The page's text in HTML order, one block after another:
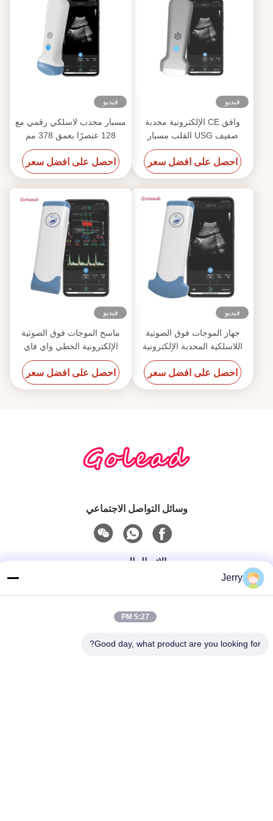
فيديو
وافق CE الإلكترونية محدبة
صفيف USG القلب مسبار
الموجات فوق الصوتية لالروبوت
احصل على افضل سعر
فيديو
مسبار محدب لاسلكي رقمي مع
128 عنصرًا بعمق 378 مم
احصل على افضل سعر
فيديو
جهاز الموجات فوق الصوتية
اللاسلكية المحدبة الإلكترونية
للهاتف المحمول
احصل على افضل سعر
فيديو
ماسح الموجات فوق الصوتية
الإلكترونية الخطي واي فاي
لاسلكي محمول 12 ميجا هرتز
احصل على افضل سعر
وسائل التواصل الاجتماعي
الاتصال السريع
هاتف
jerry@goleadmedical.com
Jerry
5:27 PM
Good day, what product are you looking for?